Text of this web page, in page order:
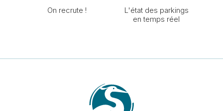
On recrute !
L'état des parkings
en temps réel